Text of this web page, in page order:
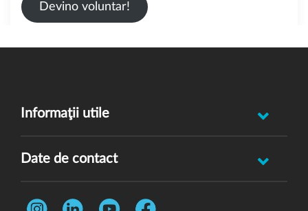
Devino voluntar!
Informaţii utile
Date de contact
Str. Rotasului, Nr. 7, Sector 1, Bucuresti, 012167